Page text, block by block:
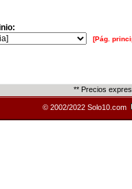
[Pág.
** Precios
© 2002/2022 Solo10.com